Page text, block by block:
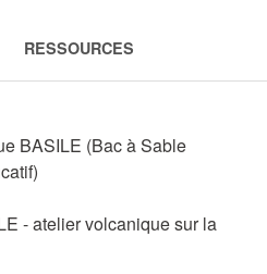
RESSOURCES
BASILE (Bac à Sable
- atelier volcanique sur la